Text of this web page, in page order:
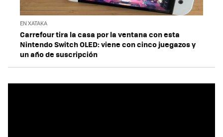
EN XATAKA
Carrefour tira la casa por la ventana con esta
Nintendo Switch OLED: viene con cinco juegazos y
un año de suscripción